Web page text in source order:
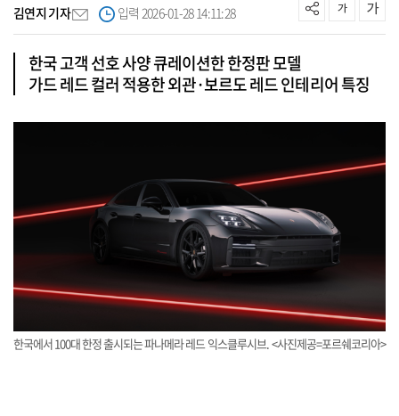
김연지 기자 입력 2026-01-28 14:11:28
한국 고객 선호 사양 큐레이션한 한정판 모델
가드 레드 컬러 적용한 외관·보르도 레드 인테리어 특징
한국에서 100대 한정 출시되는 파나메라 레드 익스클루시브. <사진제공=포르쉐코리아>